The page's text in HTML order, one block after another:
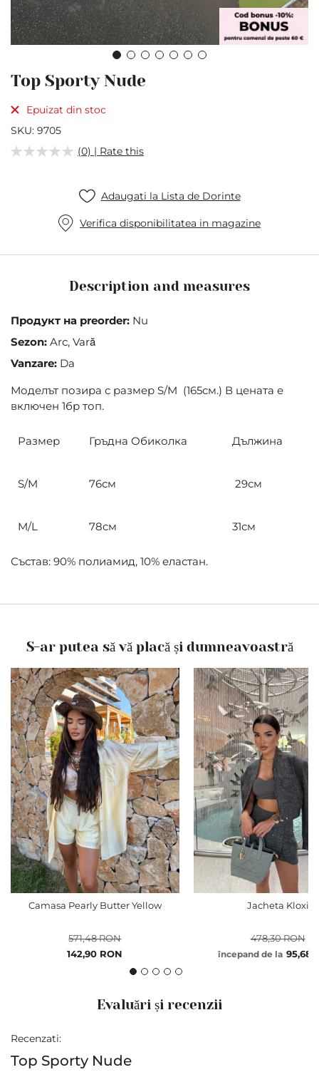
to
beginning
of
the
images
Top Sporty Nude
Epuizat din stoc
SKU 9705
(0) | Rate this
Adaugati la Lista de Dorinte
Verifica disponibilitatea in magazine
Description and measures
Продукт на preorder: Nu
Sezon: Arc, Vară
Vanzare: Da
Моделът позира с размер S/M (165см.) В цената е
включен 1бр топ.
Размер Гръдна Обиколка Дължина
S/M 76см 29см
M/L 78см 31см
Състав: 90% полиамид, 10% еластан.
S-ar putea să vă placă și dumneavoastră
Camasa Pearly Butter Yellow
Pret
142,90 RON
571,48 RON
Jacheta Kloxi
începand de la 95,68
478,30 RON
Evaluări și recenzii
Recenzati:
Top Sporty Nude